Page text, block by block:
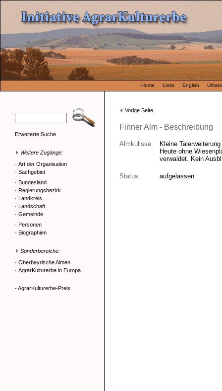
Home Links English
Erweiterte Suche
Weitere Zugänge:
· Art der Organisation
· Sachgebiet
· Bundesland
· Regierungsbezirk
· Landkreis
· Landschaft
· Gemeinde
· Personen
· Biographien
Sonderbereiche:
· Oberbayrische Almen
· AgrarKulturerbe in Europa
- AgrarKulturerbe-Preis
Vorige Seite
Finner Alm - Beschreibung
Almkulisse
Kleine
Heute ohne
verwaldet. Kein
Status aufgelassen